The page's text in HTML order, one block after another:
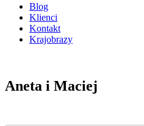
Blog
Klienci
Kontakt
Krajobrazy
Aneta i Maciej